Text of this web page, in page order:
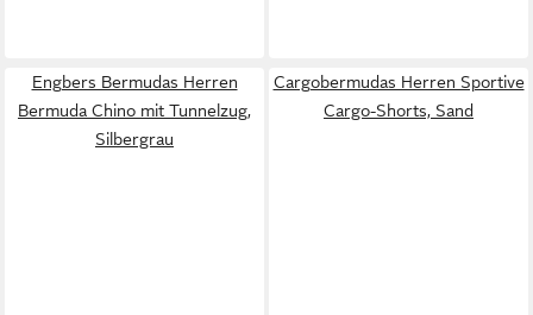
Engbers Bermudas Herren
Bermuda Chino mit Tunnelzug,
Silbergrau
Cargobermudas Herren Sportive
Cargo-Shorts, Sand